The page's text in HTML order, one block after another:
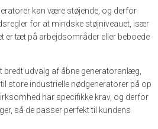
kan være støjende, og derfor
for at mindske støjniveauet, især
er tæt på arbejdsområder eller beboede
bredt udvalg af åbne generatoranlæg,
store industrielle nødgeneratorer på op
har specifikke krav, og derfor
så de passer perfekt til kundens